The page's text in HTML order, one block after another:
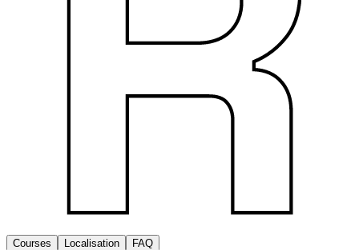
Courses Localisation FAQ